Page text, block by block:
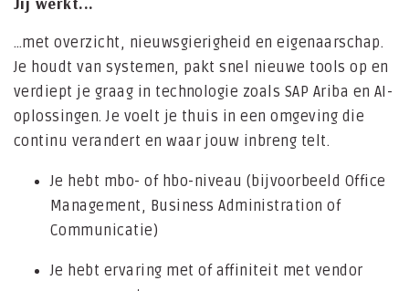
…met overzicht, nieuwsgierigheid en eigenaarschap.
Je houdt van systemen, pakt snel nieuwe tools op en
verdiept je graag in technologie zoals SAP Ariba en AI-
oplossingen. Je voelt je thuis in een omgeving die
continu verandert en waar jouw inbreng telt.
Je hebt mbo- of hbo-niveau (bijvoorbeeld Office
Management, Business Administration of
Communicatie)
Je hebt ervaring met of affiniteit met vendor